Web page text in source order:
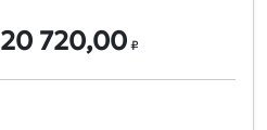
20 720,00 ₽